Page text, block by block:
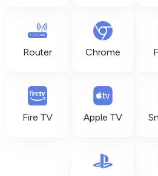
Router Chrome
Fire TV Apple TV